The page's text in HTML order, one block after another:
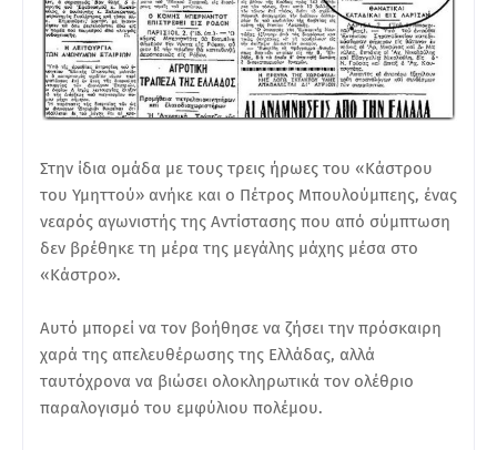
Στην ίδια ομάδα με τους τρεις ήρωες του «Κάστρου
του Υμηττού» ανήκε και ο Πέτρος Μπουλούμπεης, ένας
νεαρός αγωνιστής της Αντίστασης που από σύμπτωση
δεν βρέθηκε τη μέρα της μεγάλης μάχης μέσα στο
«Κάστρο».
Αυτό μπορεί να τον βοήθησε να ζήσει την πρόσκαιρη
χαρά της απελευθέρωσης της Ελλάδας, αλλά
ταυτόχρονα να βιώσει ολοκληρωτικά τον ολέθριο
παραλογισμό του εμφύλιου πολέμου.